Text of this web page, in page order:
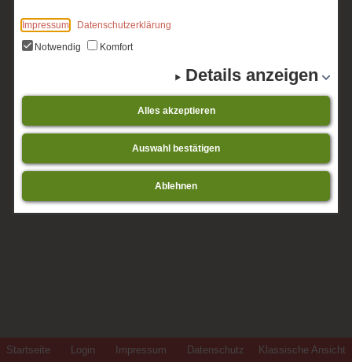
Impressum
Datenschutzerklärung
Notwendig
Komfort
Details anzeigen
Alles akzeptieren
Auswahl bestätigen
Ablehnen
Startseite Login Impressum Datenschutz Klassische Ansicht